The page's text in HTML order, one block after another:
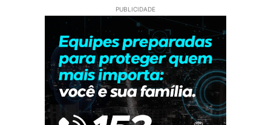
PUBLICIDADE